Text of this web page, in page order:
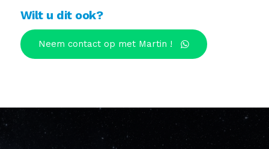
Wilt u dit ook?
Neem contact op met Martin !